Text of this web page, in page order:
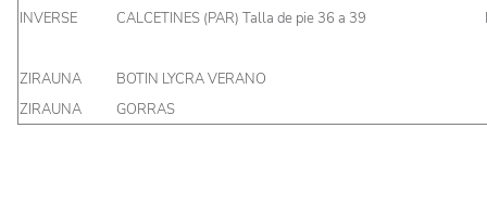
INVERSE
CALCETINES (PAR) Talla de pie 36 a 39
ZIRAUNA
BOTIN LYCRA VERANO
ZIRAUNA
GORRAS